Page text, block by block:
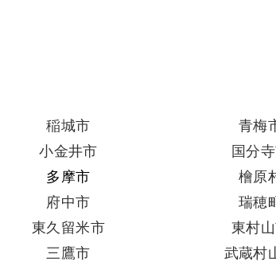
稲城市 青梅
小金井市 国分
多摩市 檜原
府中市 瑞穂
東久留米市 東村
三鷹市 武蔵村